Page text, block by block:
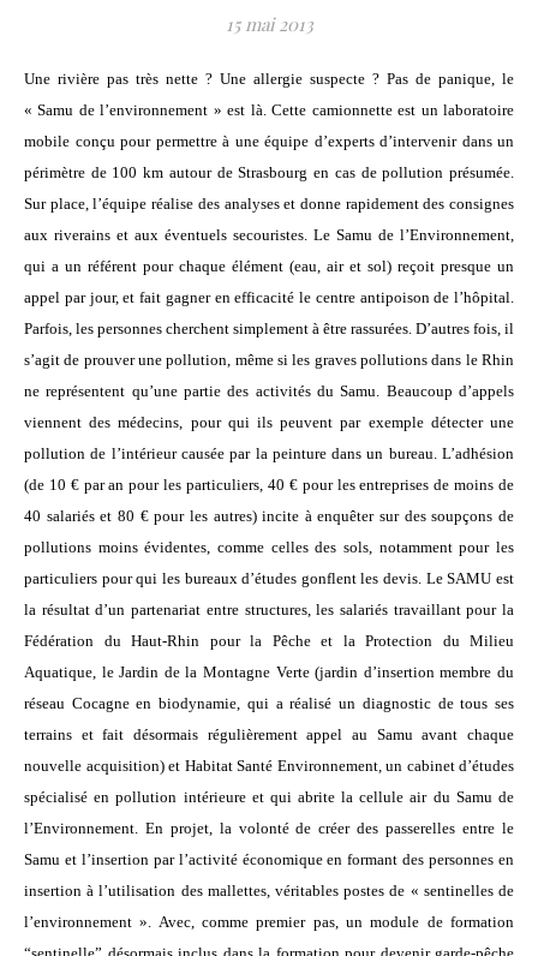
15 mai 2013
Une rivière pas très nette ? Une allergie suspecte ? Pas de panique, le
« Samu de l’environnement » est là. Cette camionnette est un laboratoire
mobile conçu pour permettre à une équipe d’experts d’intervenir dans un
périmètre de 100 km autour de Strasbourg en cas de pollution présumée.
Sur place, l’équipe réalise des analyses et donne rapidement des consignes
aux riverains et aux éventuels secouristes. Le Samu de l’Environnement,
qui a un référent pour chaque élément (eau, air et sol) reçoit presque un
appel par jour, et fait gagner en efficacité le centre antipoison de l’hôpital.
Parfois, les personnes cherchent simplement à être rassurées. D’autres fois, il
s’agit de prouver une pollution, même si les graves pollutions dans le Rhin
ne représentent qu’une partie des activités du Samu. Beaucoup d’appels
viennent des médecins, pour qui ils peuvent par exemple détecter une
pollution de l’intérieur causée par la peinture dans un bureau. L’adhésion
(de 10 € par an pour les particuliers, 40 € pour les entreprises de moins de
40 salariés et 80 € pour les autres) incite à enquêter sur des soupçons de
pollutions moins évidentes, comme celles des sols, notamment pour les
particuliers pour qui les bureaux d’études gonflent les devis. Le SAMU est
la résultat d’un partenariat entre structures, les salariés travaillant pour la
Fédération du Haut-Rhin pour la Pêche et la Protection du Milieu
Aquatique, le Jardin de la Montagne Verte (jardin d’insertion membre du
réseau Cocagne en biodynamie, qui a réalisé un diagnostic de tous ses
terrains et fait désormais régulièrement appel au Samu avant chaque
nouvelle acquisition) et Habitat Santé Environnement, un cabinet d’études
spécialisé en pollution intérieure et qui abrite la cellule air du Samu de
l’Environnement. En projet, la volonté de créer des passerelles entre le
Samu et l’insertion par l’activité économique en formant des personnes en
insertion à l’utilisation des mallettes, véritables postes de « sentinelles de
l’environnement ». Avec, comme premier pas, un module de formation